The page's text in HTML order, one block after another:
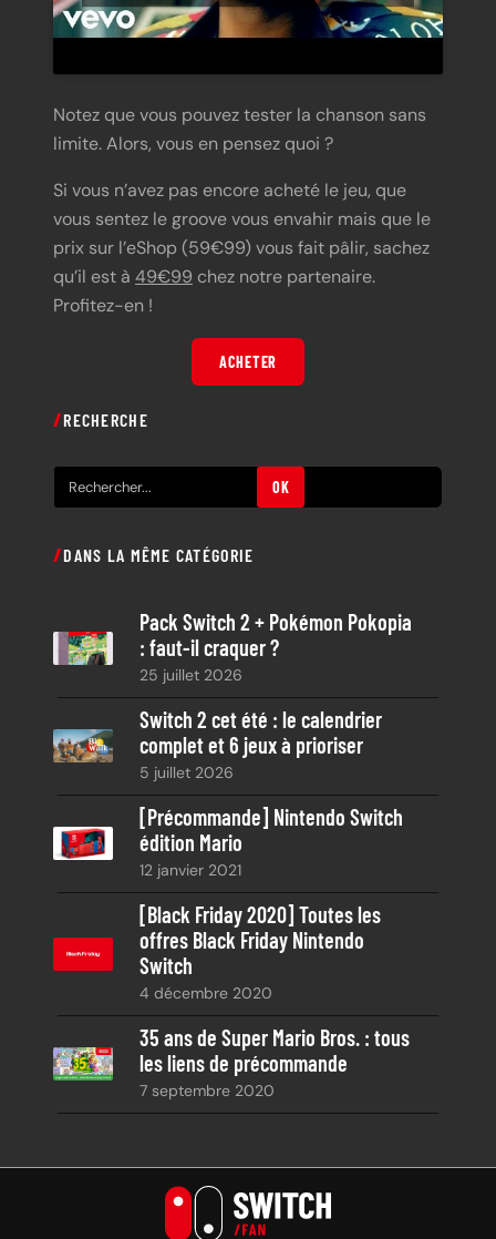
Notez que vous pouvez tester la chanson sans
limite. Alors, vous en pensez quoi ?
Si vous n’avez pas encore acheté le jeu, que
vous sentez le groove vous envahir mais que le
prix sur l’eShop (59€99) vous fait pâlir, sachez
qu’il est à 49€99 chez notre partenaire.
Profitez-en !
ACHETER
RECHERCHE
e
h
OK
DANS LA MÊME CATÉGORIE
Pack Switch 2 + Pokémon Pokopia
: faut-il craquer ?
25 juillet 2026
Switch 2 cet été : le calendrier
complet et 6 jeux à prioriser
5 juillet 2026
[Précommande] Nintendo Switch
édition Mario
12 janvier 2021
[Black Friday 2020] Toutes les
offres Black Friday Nintendo
Switch
4 décembre 2020
35 ans de Super Mario Bros. : tous
les liens de précommande
7 septembre 2020